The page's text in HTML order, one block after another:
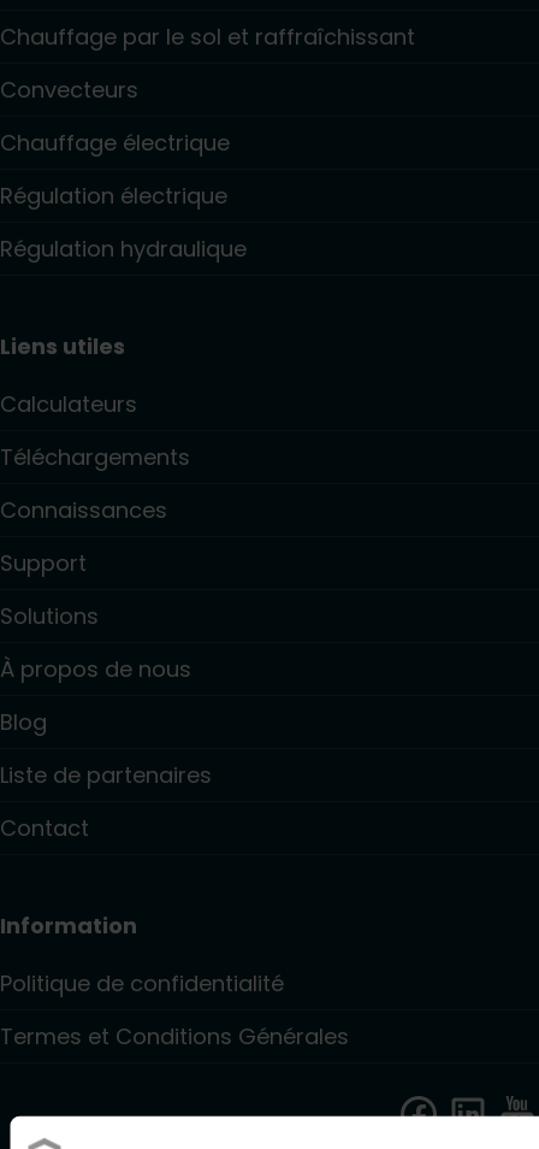
Chauffage par le sol et raffraîchissant
Convecteurs
Chauffage électrique
Régulation électrique
Régulation hydraulique
Liens utiles
Calculateurs
Téléchargements
Connaissances
Support
Solutions
À propos de nous
Blog
Liste de partenaires
Contact
Information
Politique de confidentialité
Termes et Conditions Générales